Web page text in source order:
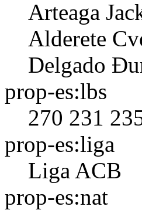
Arteaga
Alderete
Delgado
prop-es:lbs
270 231
prop-es:liga
Liga ACB
prop-es:nat